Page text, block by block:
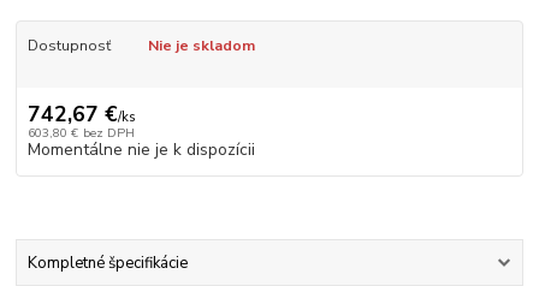
Dostupnosť Nie je skladom
742,67 €/ks
603,80 € bez DPH
Momentálne nie je k dispozícii
Kompletné špecifikácie